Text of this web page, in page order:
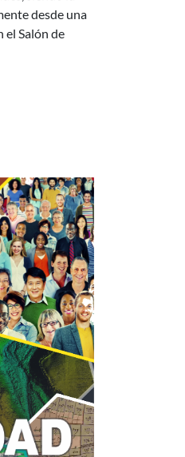
desde una
el Salón de